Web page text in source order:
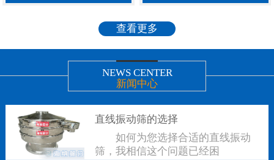
查看更多
NEWS CENTER
新闻中心
直线振动筛的选择
如何为您选择合适的直线振动
筛，我相信这个问题已经困